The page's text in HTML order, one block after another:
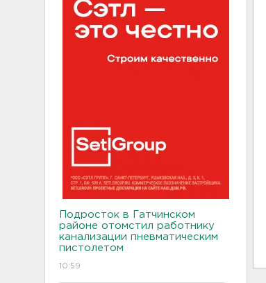
Подросток в Гатчинском
районе отомстил работнику
канализации пневматическим
пистолетом
10:59